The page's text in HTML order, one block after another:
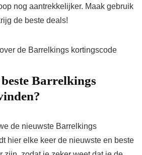
nog aantrekkelijker. Maak gebruik
de beste deals!
de Barrelkings kortingscode
Barrelkings
de nieuwste Barrelkings
hier elke keer de nieuwste en beste